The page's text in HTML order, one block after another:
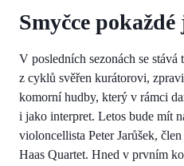
Smyčce
V posledních sezonách se
z cyklů svěřen kurátorovi,
komorní hudby, který v rámci
i jako interpret. Letos bude mít
violoncellista Peter Jarůšek,
Haas Quartet. Hned v prvním